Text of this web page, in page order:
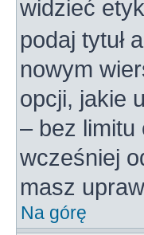
widzieć
podaj tytuł
nowym
opcji, jakie
– bez limitu
wcześniej
masz
Na górę